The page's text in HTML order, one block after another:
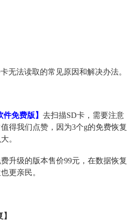
无法读取的常见原因和解决办法。
件免费版】 去扫描SD卡，需要注意
得我们点赞，因为3个g的免费恢复
。
升级的版本售价99元，在数据恢复
更亲民。